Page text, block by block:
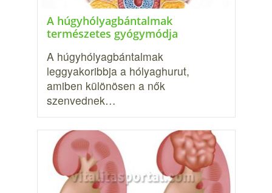
A húgyhólyagbántalmak
természetes gyógymódja
A húgyhólyagbántalmak
leggyakoribbja a hólyaghurut,
amiben különösen a nők
szenvednek…